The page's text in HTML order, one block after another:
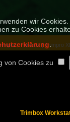
|Trimbox|Trimpro XL
Trimbox
wir
zu Cookies
.
von Cookies zu